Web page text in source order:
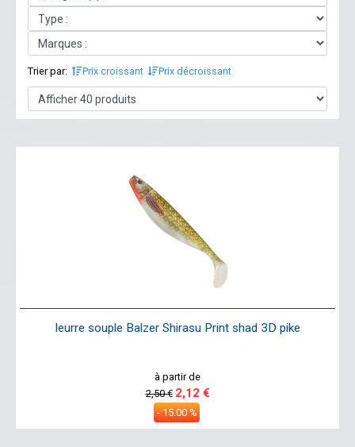
Trier par: Prix croissant Prix décroissant
leurre souple Balzer Shirasu Print shad 3D pike
à partir de
2,50 € 2,12 €
- 15.00 %